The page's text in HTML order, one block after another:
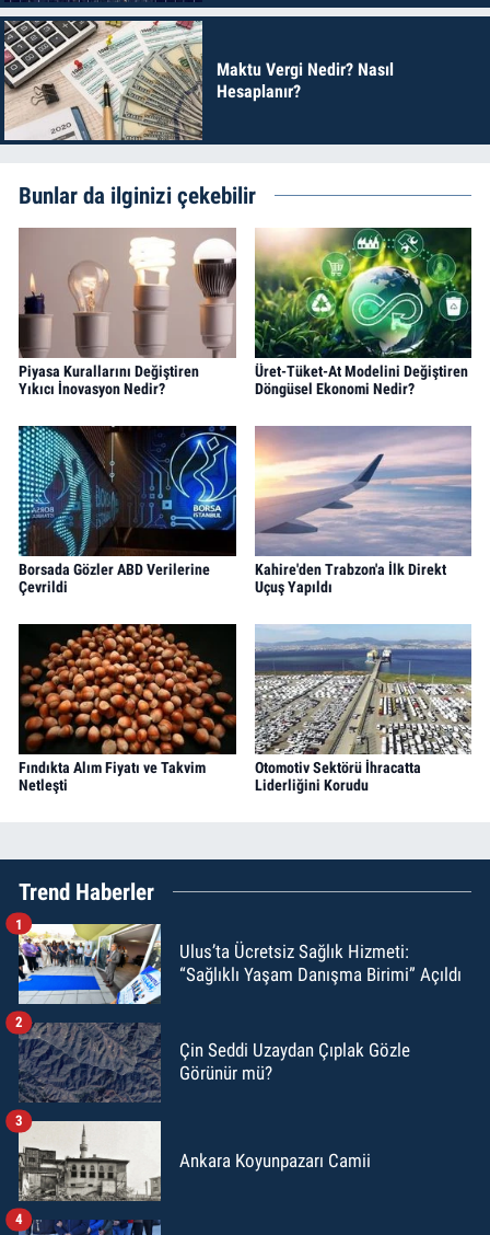
Maktu Vergi Nedir? Nasıl
Hesaplanır?
Bunlar da ilginizi çekebilir
Piyasa Kurallarını Değiştiren
Yıkıcı İnovasyon Nedir?
Üret-Tüket-At Modelini Değiştiren
Döngüsel Ekonomi Nedir?
Borsada Gözler ABD Verilerine
Çevrildi
Kahire'den Trabzon'a İlk Direkt
Uçuş Yapıldı
Fındıkta Alım Fiyatı ve Takvim
Netleşti
Otomotiv Sektörü İhracatta
Liderliğini Korudu
Trend Haberler
Ulus’ta Ücretsiz Sağlık Hizmeti:
“Sağlıklı Yaşam Danışma Birimi” Açıldı
1
Çin Seddi Uzaydan Çıplak Gözle
Görünür mü?
2
Ankara Koyunpazarı Camii
3
4